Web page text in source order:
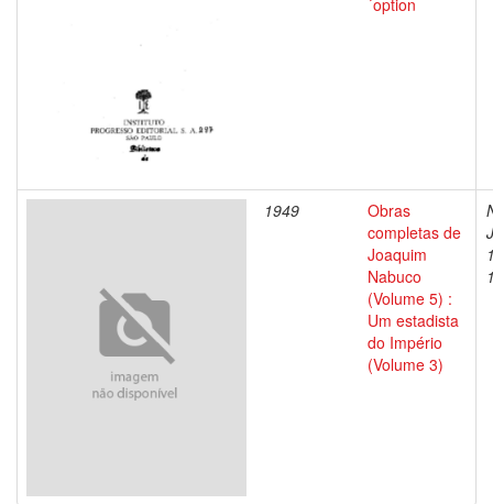
´option
1949
Obras
completas de
Joaquim
Nabuco
(Volume 5) :
Um estadista
do Império
(Volume 3)